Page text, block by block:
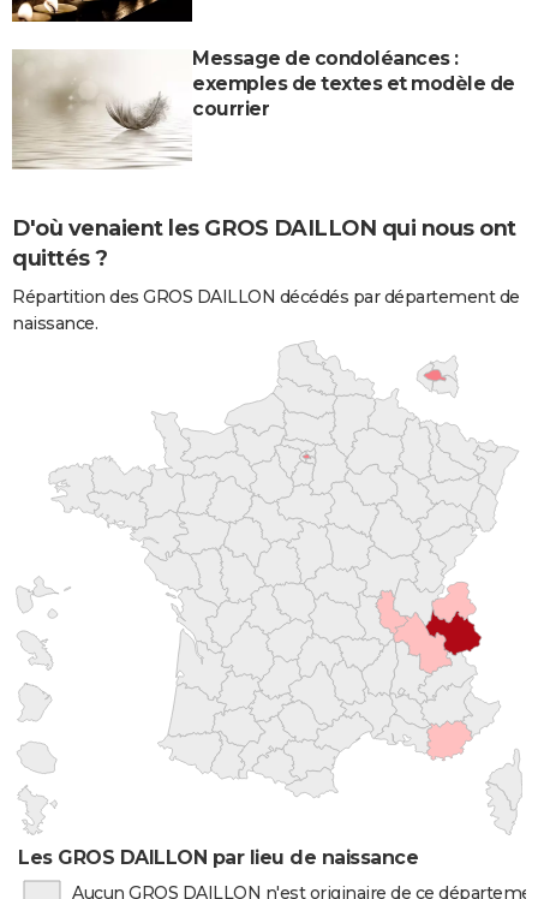
Message de condoléances :
exemples de textes et modèle de
courrier
D'où venaient les GROS DAILLON qui nous ont
quittés ?
Répartition des GROS DAILLON décédés par département de
naissance.
Les GROS DAILLON par lieu de naissance
Aucun GROS DAILLON n'est originaire de ce